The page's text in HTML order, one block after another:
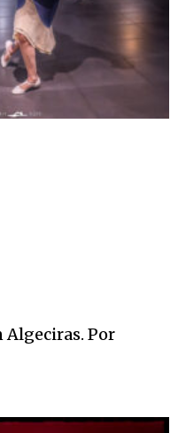
Algeciras. Por